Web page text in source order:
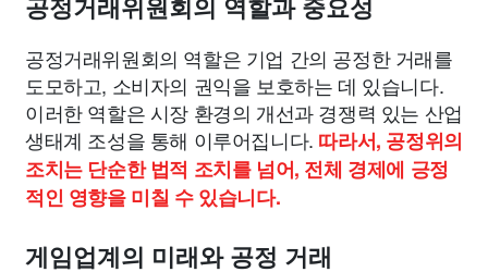
공정거래위원회의 역할과 중요성
공정거래위원회의 역할은 기업 간의 공정한 거래를
도모하고, 소비자의 권익을 보호하는 데 있습니다.
이러한 역할은 시장 환경의 개선과 경쟁력 있는 산업
생태계 조성을 통해 이루어집니다. 따라서, 공정위의
조치는 단순한 법적 조치를 넘어, 전체 경제에 긍정
적인 영향을 미칠 수 있습니다.
게임업계의 미래와 공정 거래